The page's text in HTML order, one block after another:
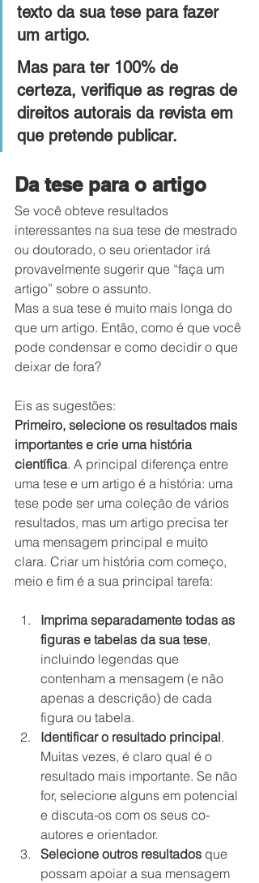
texto da sua tese para fazer
um artigo.
Mas para ter 100% de
certeza, verifique as regras de
direitos autorais da revista em
que pretende publicar.
Da tese para o artigo
Se você obteve resultados
interessantes na sua tese de mestrado
ou doutorado, o seu orientador irá
provavelmente sugerir que “faça um
artigo” sobre o assunto.
Mas a sua tese é muito mais longa do
que um artigo. Então, como é que você
pode condensar e como decidir o que
deixar de fora?
Eis as sugestões:
Primeiro, selecione os resultados mais
importantes e crie uma história
científica. A principal diferença entre
uma tese e um artigo é a história: uma
tese pode ser uma coleção de vários
resultados, mas um artigo precisa ter
uma mensagem principal e muito
clara. Criar um história com começo,
meio e fim é a sua principal tarefa:
Imprima separadamente todas as
figuras e tabelas da sua tese,
incluindo legendas que
contenham a mensagem (e não
apenas a descrição) de cada
figura ou tabela.
Identificar o resultado principal.
Muitas vezes, é claro qual é o
resultado mais importante. Se não
for, selecione alguns em potencial
e discuta-os com os seus co-
autores e orientador.
Selecione outros resultados que
possam apoiar a sua mensagem